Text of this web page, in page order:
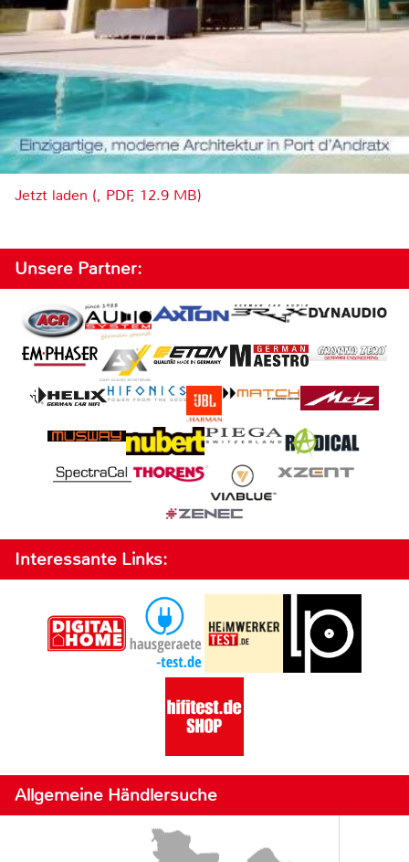
Jetzt laden (, PDF, 12.9 MB)
Unsere Partner:
Interessante Links:
Allgemeine Händlersuche